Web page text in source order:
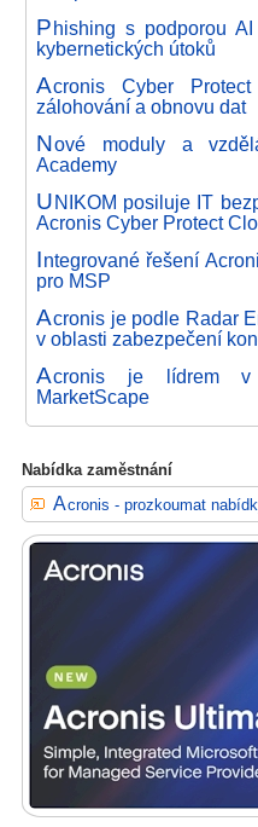
Phishing s podporou
kybernetických útoků
Acronis Cyber
zálohování a obnovu dat
Nové moduly a
Academy
UNIKOM posiluje IT
Acronis Cyber Protect
Integrované řešení
pro MSP
Acronis je podle Radar
v oblasti zabezpečení
Acronis je lídrem v
MarketScape
Nabídka zaměstnání
Acronis - prozkoumat